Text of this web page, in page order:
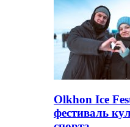
Olkhon Ice
фестиваль